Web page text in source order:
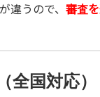
違うので、 審査
全国対応